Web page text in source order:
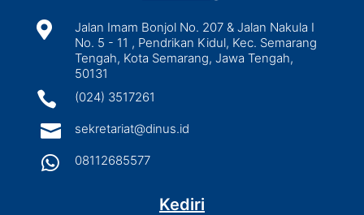

Jalan Imam Bonjol No. 207 & Jalan Nakula I
No. 5 - 11 , Pendrikan Kidul, Kec. Semarang
Tengah, Kota Semarang, Jawa Tengah,
50131
 (024) 3517261
 sekretariat@dinus.id
 08112685577
Kediri